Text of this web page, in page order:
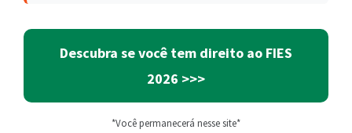
Descubra se você tem direito ao FIES
2026 >>>
*Você permanecerá nesse site*